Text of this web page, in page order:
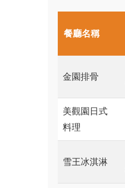
餐廳名稱
金園排骨
美觀園日式
料理
雪王冰淇淋